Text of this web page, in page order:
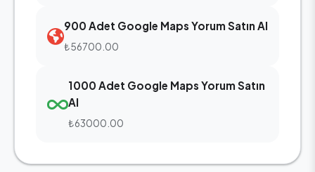
900 Adet Google Maps Yorum Satın Al
₺56700.00
1000 Adet Google Maps Yorum Satın
Al
₺63000.00